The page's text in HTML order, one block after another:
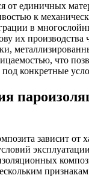
от единичных
к
в
их производства
что
конкретные
зависит от